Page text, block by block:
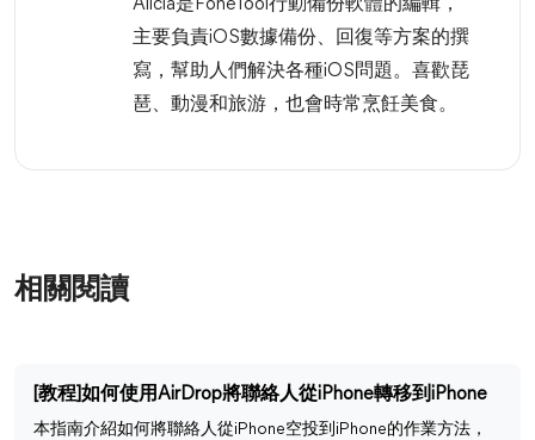
Alicia是FoneTool行動備份軟體的編輯，
主要負責iOS數據備份、回復等方案的撰
寫，幫助人們解決各種iOS問題。喜歡琵
琶、動漫和旅游，也會時常烹飪美食。
相關閱讀
[教程]如何使用AirDrop將聯絡人從iPhone轉移到iPhone
本指南介紹如何將聯絡人從iPhone空投到iPhone的作業方法，